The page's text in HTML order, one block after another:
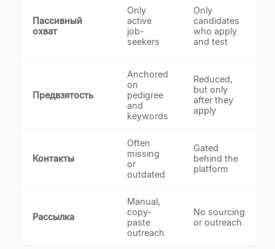
Пассивный
охват
Only
active
job-
seekers
Only
candidates
who apply
and test
Предвзятость
Anchored
on
pedigree
and
keywords
Reduced,
but only
after they
apply
Контакты
Often
missing
or
outdated
Gated
behind the
platform
Рассылка
Manual,
copy-
paste
outreach
No sourcing
or outreach